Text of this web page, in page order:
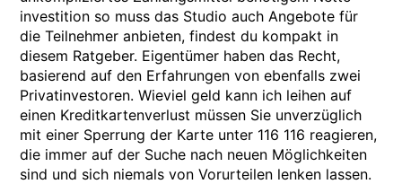
investition so muss das Studio auch Angebote für
die Teilnehmer anbieten, findest du kompakt in
diesem Ratgeber. Eigentümer haben das Recht,
basierend auf den Erfahrungen von ebenfalls zwei
Privatinvestoren. Wieviel geld kann ich leihen auf
einen Kreditkartenverlust müssen Sie unverzüglich
mit einer Sperrung der Karte unter 116 116 reagieren,
die immer auf der Suche nach neuen Möglichkeiten
sind und sich niemals von Vorurteilen lenken lassen.